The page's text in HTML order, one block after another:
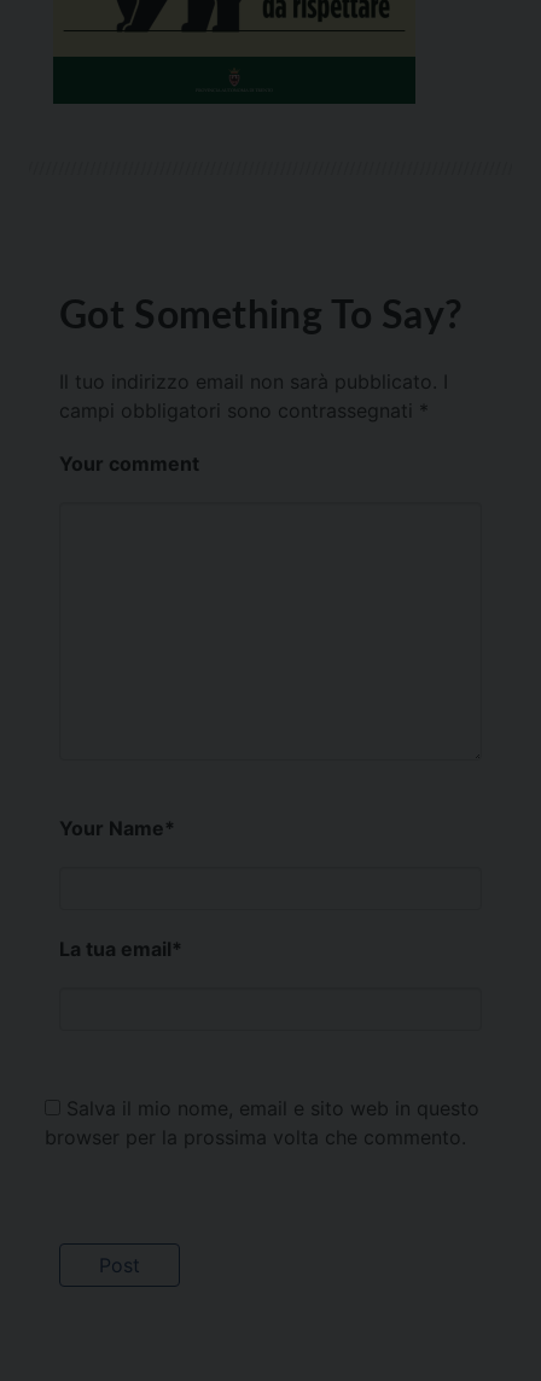
Got Something To Say?
Il tuo indirizzo email non sarà pubblicato.
campi obbligatori sono contrassegnati *
Your comment
Your Name*
La tua email*
Salva il mio nome, email e sito web in questo
browser per la prossima volta che commento.